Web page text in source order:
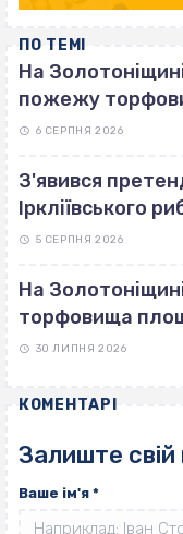
ПО ТЕМІ
На
пожежу
6 СЕРПНЯ 2026
З'явився
Іркліївського
5 СЕРПНЯ 2026
На
торфовища
30 ЛИПНЯ 2026
КОМЕНТАРІ
Залиште
Ваше ім'я *